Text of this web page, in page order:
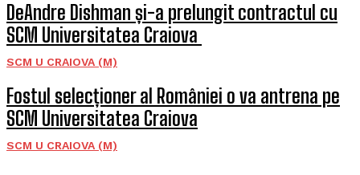
DeAndre Dishman și-a prelungit contractul cu
SCM Universitatea Craiova
SCM U CRAIOVA (M)
Fostul selecționer al României o va antrena pe
SCM Universitatea Craiova
SCM U CRAIOVA (M)